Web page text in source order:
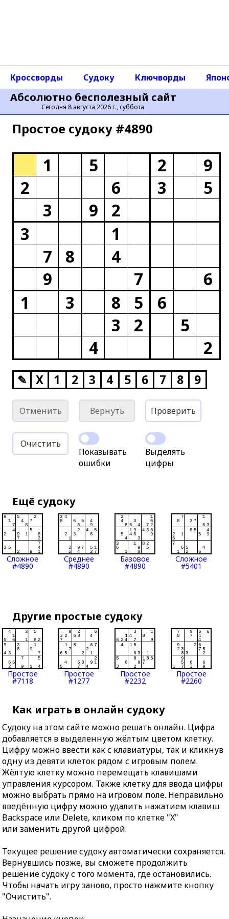
Абсолютно бесполезный сайт
Сегодня 8 августа 2026 г., суббота
Кроссворды Судоку Ключворды
Простое cудоку #4890
1 5 2
9
2
6 3
5
3
9
2
3
1
7
8
4
9
7
6
1
3 8 5
6
3
2
5
4
2
✎ X 1 2 3 4 5 6 7 8 9
Отменить Вернуть Проверить
Очистить
Показывать
ошибки
Выделять
цифры
Ещё судоку
Сложное
#4890
Среднее
#4890
Базовое
#4890
Сложное
#5401
Другие простые судоку
Простое
#7118
Простое
#1277
Простое
#2232
Простое
#2260
Как играть в онлайн судоку
Судоку на этом сайте можно решать онлайн. Цифра
добавляется в выделенную жёлтым цветом клетку.
Цифру можно ввести как с клавиатуры, так и кликнув
одну из девяти клеток рядом с игровым полем.
Жёлтую клетку можно перемещать клавишами
управления курсором. Также клетку для ввода цифры
можно выбрать прямо на игровом поле. Неправильно
введённую цифру можно удалить нажатием клавиш
Backspace или Delete, кликом по клетке "X"
или заменить другой цифрой.
Текущее решение судоку автоматически сохраняется.
Вернувшись позже, вы сможете продолжить
решение судоку с того момента, где остановились.
Чтобы начать игру заново, просто нажмите кнопку
"Очистить".